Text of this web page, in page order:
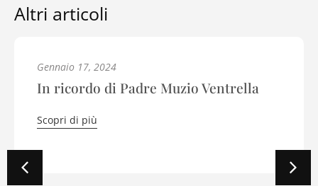
Altri articoli
Maggio 6, 2023
Una giornata per celebrare i colori
Scopri di più